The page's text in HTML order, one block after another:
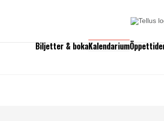
Biljetter & bokaKalendarium